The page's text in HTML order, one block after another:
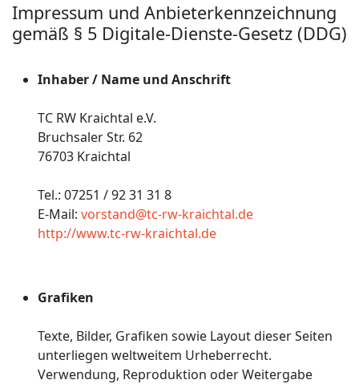
Impressum und Anbieterkennzeichnung
gemäß § 5 Digitale-Dienste-Gesetz (DDG)
Inhaber / Name und Anschrift
TC RW Kraichtal e.V.
Bruchsaler Str. 62
76703 Kraichtal
Tel.: 07251 / 92 31 31 8
E-Mail: vorstand@tc-rw-kraichtal.de
http://www.tc-rw-kraichtal.de
Grafiken
Texte, Bilder, Grafiken sowie Layout dieser Seiten
unterliegen weltweitem Urheberrecht.
Verwendung, Reproduktion oder Weitergabe